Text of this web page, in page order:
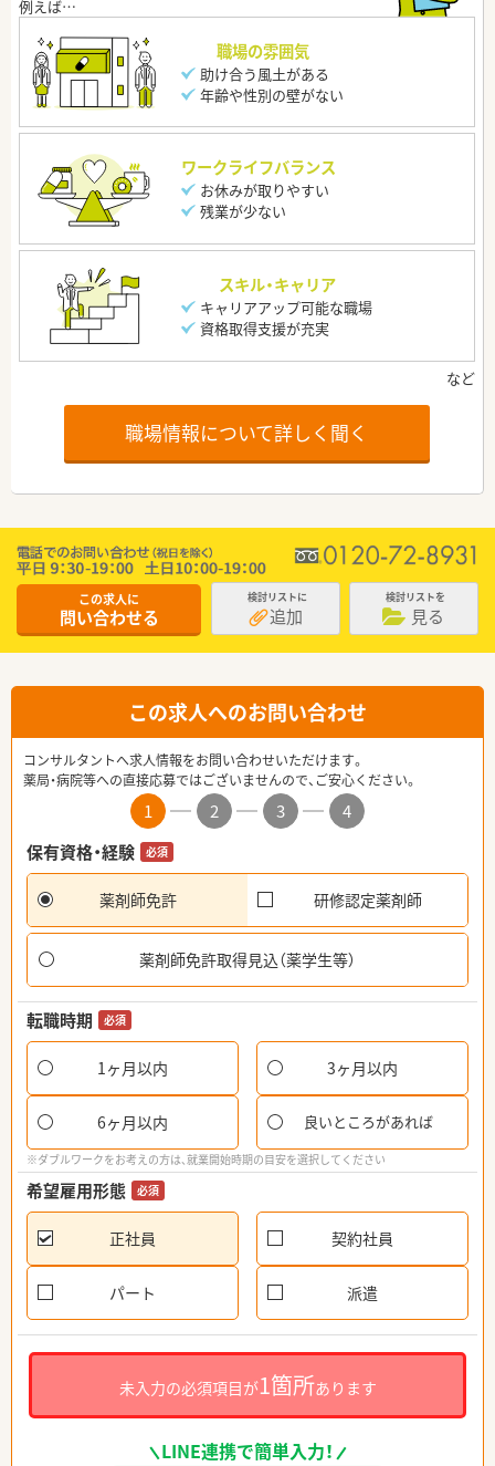
職場の雰囲気
助け合う風土がある
年齢や性別の壁がない
ワークライフバランス
お休みが取りやすい
残業が少ない
スキル・キャリア
キャリアアップ可能な職場
資格取得支援が充実
職場情報について詳しく聞く
この求人に
問い合わせる
検討リストに
追加
検討リストを
見る
この求人へのお問い合わせ
コンサルタントへ求人情報をお問い合わせいただけます。
薬局・病院等への直接応募ではございませんので、ご安心ください。
1 2 3
4
保有資格・経験
必須
薬剤師免許 研修認定薬剤師
薬剤師免許取得見込（薬学生等）
転職時期 必須
1ヶ月以内 3ヶ月以内
6ヶ月以内 良いところがあれば
※ダブルワークをお考えの方は、就業開始時期の目安を選択してください
希望雇用形態 必須
正社員 契約社員
パート 派遣
未入力の必須項目が1箇所あります
LINE連携で簡単入力！